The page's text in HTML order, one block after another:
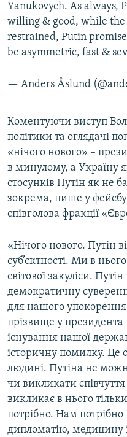
Yanukovych. As always,
willing & good, while the
restrained, Putin
be asymmetric, fast &
— Anders Åslund
Коментуючи виступ
політики та оглядачі
«нічого нового» –
в минулому, а Україну
стосунків Путін як не
зокрема, пише у
співголова фракції
«Нічого нового. Путін
суб’єктності. Ми в
світової закуліси.
демократичну
для нашого
прізвище у
існування нашої
історичну помилку. Це
людині. Путіна не
чи викликати
викликає в нього
потрібно. Нам
дипломатію, медицину